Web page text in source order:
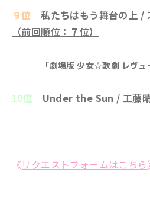
９位
私たちはもう舞台の上 /
（前回順位：７位）
「劇場版 少女☆歌劇 レヴ
10位 Under the Sun / 工藤晴
《リクエストフォームはこちら